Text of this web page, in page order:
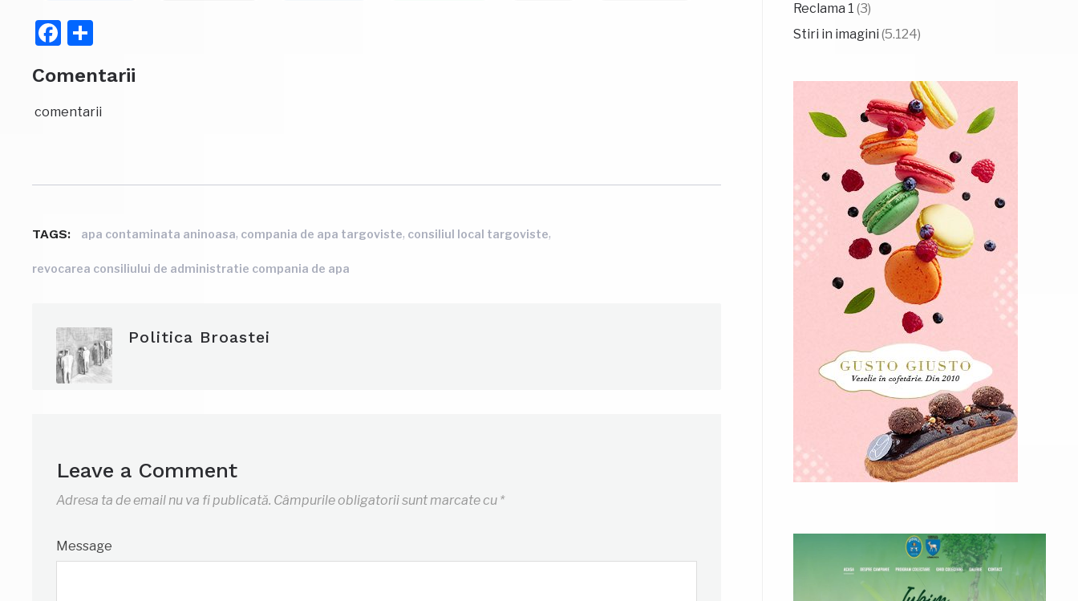
Facebook
Comentarii
comentarii
TAGS: apa contaminata aninoasa, compania de apa targoviste, consiliul local targoviste,
revocarea consiliului de administratie compania de apa
Politica Broastei
Leave a Comment
Adresa ta de email nu va fi publicată. Câmpurile obligatorii sunt marcate cu *
Message
Reclama 1 (3)
Stiri in imagini (5.124)